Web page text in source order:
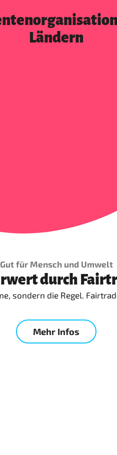
Ländern
Gut für Mensch und Umwelt
durch
sondern die Regel.
Mehr Infos